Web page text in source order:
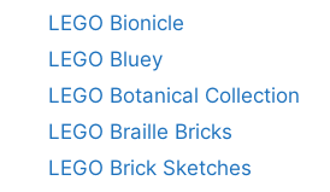
LEGO Bionicle
LEGO Bluey
LEGO Botanical Collection
LEGO Braille Bricks
LEGO Brick Sketches